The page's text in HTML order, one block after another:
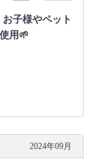
お子様やペット
用🌱
2024年09月